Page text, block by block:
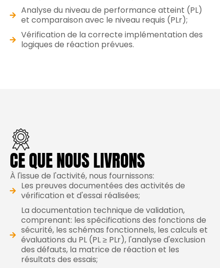
Analyse du niveau de performance atteint (PL)
et comparaison avec le niveau requis (PLr);
Vérification de la correcte implémentation des
logiques de réaction prévues.
CE QUE NOUS LIVRONS
À l'issue de l'activité, nous fournissons:
Les preuves documentées des activités de
vérification et d'essai réalisées;
La documentation technique de validation,
comprenant: les spécifications des fonctions de
sécurité, les schémas fonctionnels, les calculs et
évaluations du PL (PL ≥ PLr), l'analyse d'exclusion
des défauts, la matrice de réaction et les
résultats des essais;